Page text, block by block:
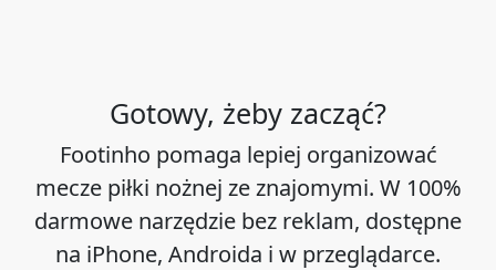
Gotowy, żeby zacząć?
Footinho pomaga lepiej organizować
mecze piłki nożnej ze znajomymi. W 100%
darmowe narzędzie bez reklam, dostępne
na iPhone, Androida i w przeglądarce.